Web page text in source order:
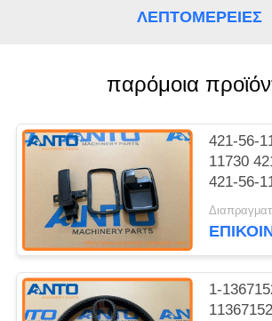
ΛΕΠΤΟΜΈΡΕΙΕΣ
παρόμοια
421-56-
11730
421-56-
WA800-
1-